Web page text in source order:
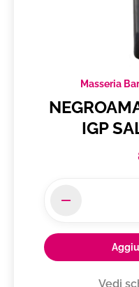
Masseria
IGP
Vedi